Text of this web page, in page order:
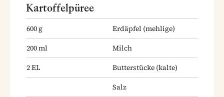
Kartoffelpüree
600g Erdäpfel (mehlige)
200ml
Milch
2EL Butterstücke (kalte)
Salz